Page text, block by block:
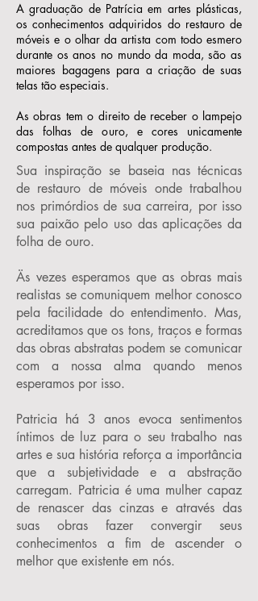
A graduação de Patrícia em artes plásticas,
os conhecimentos adquiridos do restauro de
móveis e o olhar da artista com todo esmero
durante os anos no mundo da moda, são as
maiores bagagens para a criação de suas
telas tão especiais.
As obras tem o direito de receber o lampejo
das folhas de ouro, e cores unicamente
compostas antes de qualquer produção.
Sua inspiração se baseia nas técnicas
de restauro de móveis onde trabalhou
nos primórdios de sua carreira, por isso
sua paixão pelo uso das aplicações da
folha de ouro.
Äs vezes esperamos que as obras mais
realistas se comuniquem melhor conosco
pela facilidade do entendimento. Mas,
acreditamos que os tons, traços e formas
das obras abstratas podem se comunicar
com a nossa alma quando menos
esperamos por isso.
Patricia há 3 anos evoca sentimentos
íntimos de luz para o seu trabalho nas
artes e sua história reforça a importância
que a subjetividade e a abstração
carregam. Patricia é uma mulher capaz
de renascer das cinzas e através das
suas obras fazer convergir seus
conhecimentos a fim de ascender o
melhor que existente em nós.